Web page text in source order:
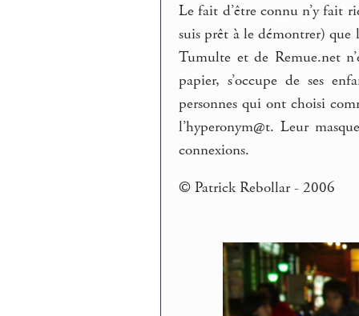
Le fait d’être connu n’y fait
suis prêt à le démontrer)
Tumulte et de Remue.net
papier, s’occupe de ses
personnes qui ont choisi
l’hyperonym@t. Leur
connexions.
© Patrick Rebollar - 2006